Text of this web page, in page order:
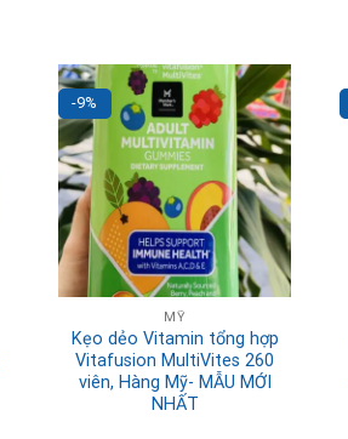
-9%
MỸ
Kẹo dẻo Vitamin tổng hợp
Vitafusion MultiVites 260
viên, Hàng Mỹ- MẪU MỚI
NHẤT